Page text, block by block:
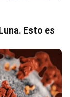
Esto es